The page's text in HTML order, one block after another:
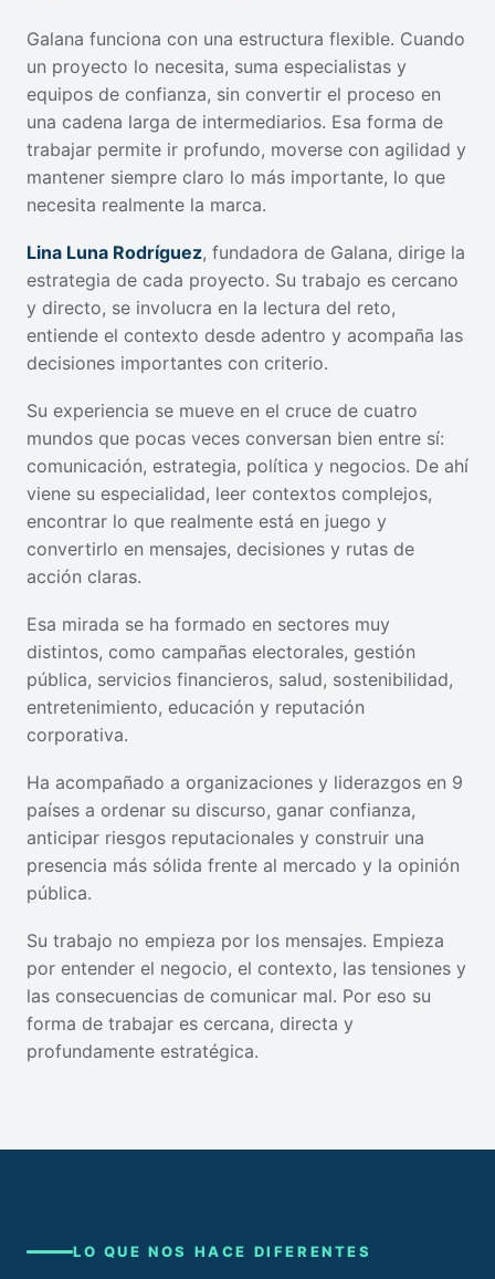
Galana funciona con una estructura flexible. Cuando
un proyecto lo necesita, suma especialistas y
equipos de confianza, sin convertir el proceso en
una cadena larga de intermediarios. Esa forma de
trabajar permite ir profundo, moverse con agilidad y
mantener siempre claro lo más importante, lo que
necesita realmente la marca.
Lina Luna Rodríguez, fundadora de Galana, dirige la
estrategia de cada proyecto. Su trabajo es cercano
y directo, se involucra en la lectura del reto,
entiende el contexto desde adentro y acompaña las
decisiones importantes con criterio.
Su experiencia se mueve en el cruce de cuatro
mundos que pocas veces conversan bien entre sí:
comunicación, estrategia, política y negocios. De ahí
viene su especialidad, leer contextos complejos,
encontrar lo que realmente está en juego y
convertirlo en mensajes, decisiones y rutas de
acción claras.
Esa mirada se ha formado en sectores muy
distintos, como campañas electorales, gestión
pública, servicios financieros, salud, sostenibilidad,
entretenimiento, educación y reputación
corporativa.
Ha acompañado a organizaciones y liderazgos en 9
países a ordenar su discurso, ganar confianza,
anticipar riesgos reputacionales y construir una
presencia más sólida frente al mercado y la opinión
pública.
Su trabajo no empieza por los mensajes. Empieza
por entender el negocio, el contexto, las tensiones y
las consecuencias de comunicar mal. Por eso su
forma de trabajar es cercana, directa y
profundamente estratégica.
LO QUE NOS HACE DIFERENTES